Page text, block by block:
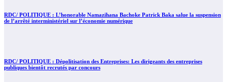
RDC/ POLITIQUE : L’honorable Namazihana Bachoke Patrick Baka salue la suspension
de l’arrêté interministériel sur l’économie numérique
RDC/ POLITIQUE : Dépolitisation des Entreprises: Les dirigeants des entreprises
publiques bientôt recrutés par concours